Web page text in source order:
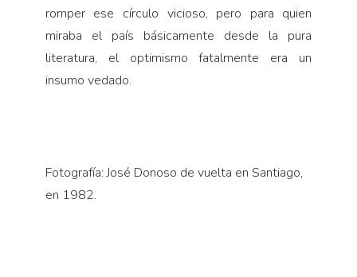
romper ese círculo vicioso, pero para quien
miraba el país básicamente desde la pura
literatura, el optimismo fatalmente era un
insumo vedado.
Fotografía: José Donoso de vuelta en Santiago,
en 1982.